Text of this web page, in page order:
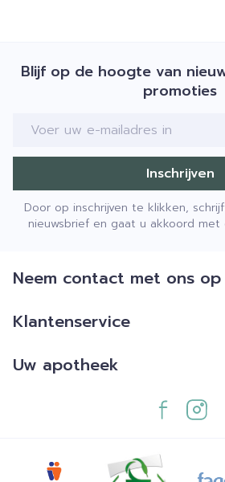
Blijf op de hoogte van
promoties
E-mail adres
Inschrijven
Door op inschrijven te klikken,
nieuwsbrief en gaat u akkoord met
Neem contact met ons op
Klantenservice
Uw apotheek